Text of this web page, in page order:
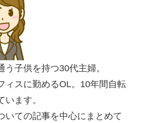
う子供を持つ30代主婦。
ィスに勤めるOL。10年間自転
います。
いての記事を中心にまとめて